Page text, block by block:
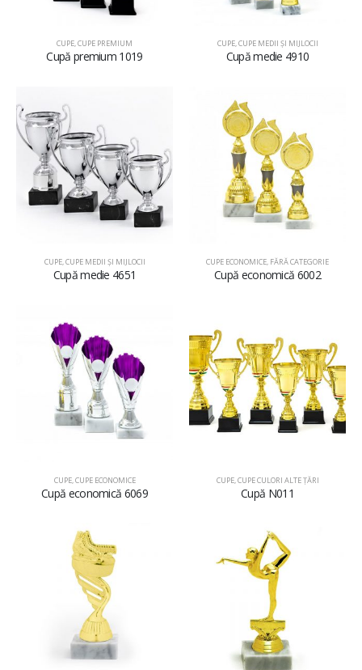
CUPE,CUPE PREMIUM
Cupă premium 1019
CUPE,CUPE MEDII ŞI MIJLOCII
Cupă medie 4910
CUPE,CUPE MEDII ŞI MIJLOCII
Cupă medie 4651
CUPE ECONOMICE, FĂRĂ CATEGORIE
Cupă economică 6002
CUPE, CUPE ECONOMICE
Cupă economică 6069
CUPE, CUPE CULORI ALTE ȚĂRI
Cupă N011